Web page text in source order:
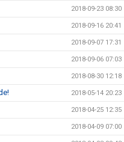
2018-09-23 08:30
2018-09-16 20:41
2018-09-07 17:31
2018-09-06 07:03
2018-08-30 12:18
2018-05-14 20:23
2018-04-25 12:35
2018-04-09 07:00